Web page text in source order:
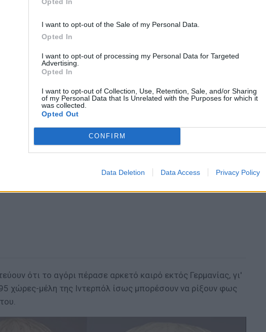
I want to opt-out of the Sale of my Personal Data.
Opted In
I want to opt-out of processing my Personal Data for Targeted
Advertising.
Opted In
I want to opt-out of Collection, Use, Retention, Sale, and/or Sharing
of my Personal Data that Is Unrelated with the Purposes for which it
was collected.
Opted Out
CONFIRM
Data Deletion Data Access Privacy Policy
ότι το αγόρι πέρασε αρκετό καιρό εκτός Γερμανίας, γι'
χώρες-μέλη της Ιντερπόλ ίσως μπορέσουν να ρίξουν φως